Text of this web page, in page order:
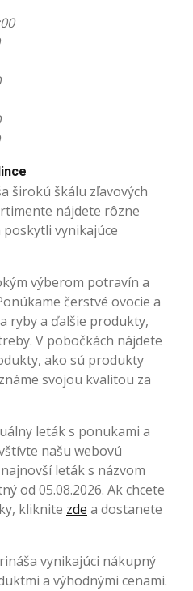
širokú škálu zľavových
nájdete rôzne
poskytli vynikajúce
výberom potravín a
čerstvé ovocie a
ryby a ďalšie produkty,
V pobočkách nájdete
ako sú produkty
svojou kvalitou za
leták s ponukami a
našu webovú
leták s názvom
od 05.08.2026. Ak chcete
kliknite zde a dostanete
vynikajúci nákupný
a výhodnými cenami.